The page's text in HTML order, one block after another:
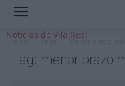
Notícias de Vila Real
Início Tags Menor prazo
Tag: menor prazo